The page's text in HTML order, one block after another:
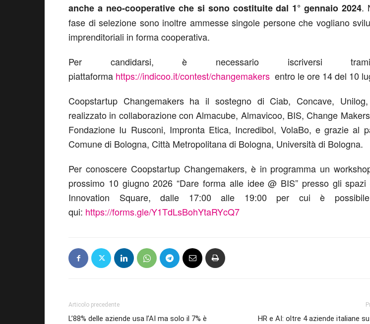
anche a neo-cooperative che si sono costituite dal 1° gennaio 2024.
fase di selezione sono inoltre ammesse singole persone che vogliano
imprenditoriali in forma cooperativa.
Per candidarsi, è necessario iscriversi
piattaforma https://indicoo.it/contest/changemakers entro le ore 14 del 10
Coopstartup Changemakers ha il sostegno di Ciab, Concave,
realizzato in collaborazione con Almacube, Almavicoo, BIS, Change
Fondazione Iu Rusconi, Impronta Etica, Incredibol, VolaBo, e grazie al
Comune di Bologna, Città Metropolitana di Bologna, Università di Bologna.
Per conoscere Coopstartup Changemakers, è in programma un
prossimo 10 giugno 2026 “Dare forma alle idee @ BIS” presso gli
Innovation Square, dalle 17:00 alle 19:00 per cui è possibile
qui: https://forms.gle/Y1TdLsBohYtaRYcQ7
Articolo precedente
L’88% delle aziende usa l’AI ma solo il 7% è
HR e AI: oltre 4 aziende italiane